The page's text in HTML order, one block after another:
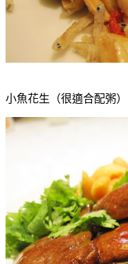
小魚花生（很適合配粥）